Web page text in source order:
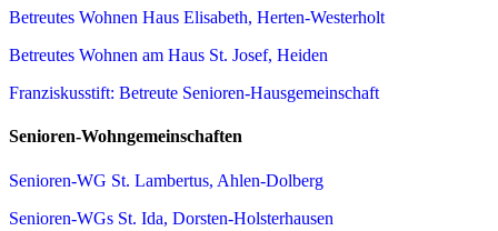
Betreutes Wohnen Haus Elisabeth, Herten-Westerholt
Betreutes Wohnen am Haus St. Josef, Heiden
Franziskusstift: Betreute Senioren-Hausgemeinschaft
Senioren-Wohngemeinschaften
Senioren-WG St. Lambertus, Ahlen-Dolberg
Senioren-WGs St. Ida, Dorsten-Holsterhausen